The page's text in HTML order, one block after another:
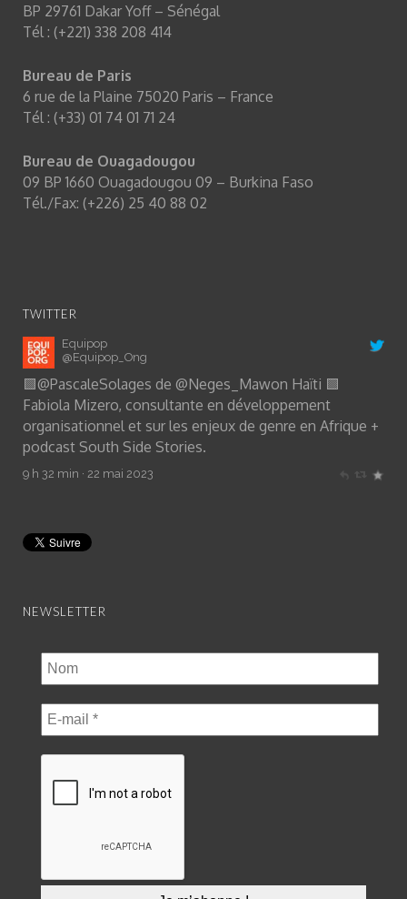
BP 29761 Dakar Yoff – Sénégal
Tél : (+221) 338 208 414
Bureau de Paris
6 rue de la Plaine 75020 Paris – France
Tél : (+33) 01 74 01 71 24
Bureau de Ouagadougou
09 BP 1660 Ouagadougou 09 – Burkina Faso
Tél./Fax: (+226) 25 40 88 02
TWITTER
Equipop
@Equipop_Ong
🟩@PascaleSolages de @Neges_Mawon Haïti 🟩
Fabiola Mizero, consultante en développement
organisationnel et sur les enjeux de genre en Afrique +
podcast South Side Stories.
9 h 32 min · 22 mai 2023
NEWSLETTER